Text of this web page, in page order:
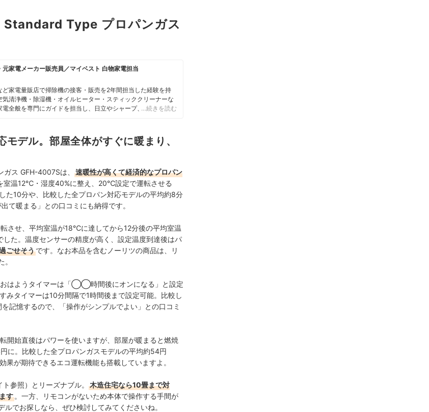
Standard Type プロパンガス
家電メーカー販売員／マイベスト 白物家電担当
家電量販店で掃除機の接客・販売を2年間担当した経験を持
清浄機・除湿機・オイルヒーター・スティッククリーナーな
全般を専門にガイドを担当し、日立やシャープ、パナソニッ
丁寧に確認しながらコンテンツ制作を行う。
…続きを読む
モデル。部屋全体がすぐに暖まり、
ス GFH-4007Sは、
速暖性が高くて経済的なプロパン
室温12℃・湿度40%に整え、20℃設定で運転させる
た10分や、比較した全プロパン対応モデルの平均約8分
て暖まる」との口コミにも納得です。
させ、平均室温が18℃に達してから12分後の平均室温
た。温度センサーの精度が高く、設定温度到達後はパ
ごせそうです。なお本品を含むノーリツの商品は、リ
おはようタイマーは「◯◯時間後にオンになる」と設定
みタイマーは10分間隔で1時間後まで設定可能。 比較し
記憶するので、
「操作がシンプルでよい」との口コミ
開始直後はパワーを使いますが、部屋が暖まると燃焼
に。比較した全プロパンガスモデルの平均約54円
果が期待できるエコ運転機能も搭載していますよ。
参照）とリーズナブル。
木造住宅なら10畳まで対
す 。一方、リモコンがないため本体で操作する手間が
でお探しなら、ぜひ検討してみてくださいね。